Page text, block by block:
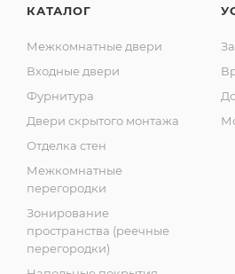
КАТАЛОГ
Межкомнатные двери
Входные двери
Фурнитура
Двери скрытого монтажа
Отделка стен
Межкомнатные
перегородки
Зонирование
пространства (реечные
перегородки)